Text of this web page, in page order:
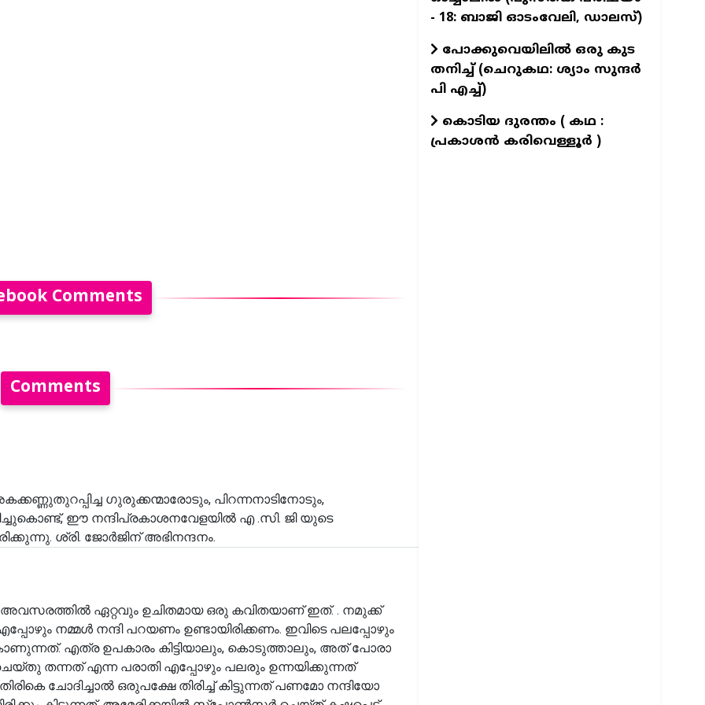
Comments
Comments
ഗുരുക്കന്മാരോടും, പിറന്നനാടിനോടും,
ഈ നന്ദിപ്രകാശനവേളയിൽ എ .സി. ജി യുടെ
ശ്രി. ജോർജിന് അഭിനന്ദനം.
അവസരത്തിൽ ഏറ്റവും ഉചിതമായ ഒരു കവിതയാണ് ഇത്. . നമുക്ക്
നമ്മൾ നന്ദി പറയണം ഉണ്ടായിരിക്കണം. ഇവിടെ പലപ്പോഴും
എത്ര ഉപകാരം കിട്ടിയാലും, കൊടുത്താലും, അത് പോരാ
തന്നത് എന്ന പരാതി എപ്പോഴും പലരും ഉന്നയിക്കുന്നത്
ചോദിച്ചാൽ ഒരുപക്ഷേ തിരിച്ച് കിട്ടുന്നത് പണമോ നന്ദിയോ
- 18: ബാജി ഓടംവേലി, ഡാലസ്)
പോക്കുവെയിലിൽ ഒരു കുട
തനിച്ച് (ചെറുകഥ: ശ്യാം സുന്ദര്‍
പി എച്ച്)
കൊടിയ ദുരന്തം ( കഥ :
പ്രകാശൻ കരിവെള്ളൂർ )